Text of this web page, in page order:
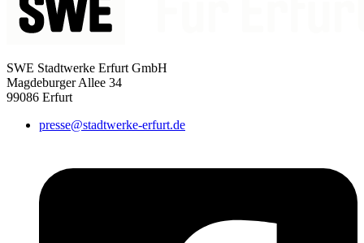
SWE Stadtwerke Erfurt GmbH
Magdeburger Allee 34
99086 Erfurt
presse@stadtwerke-erfurt.de